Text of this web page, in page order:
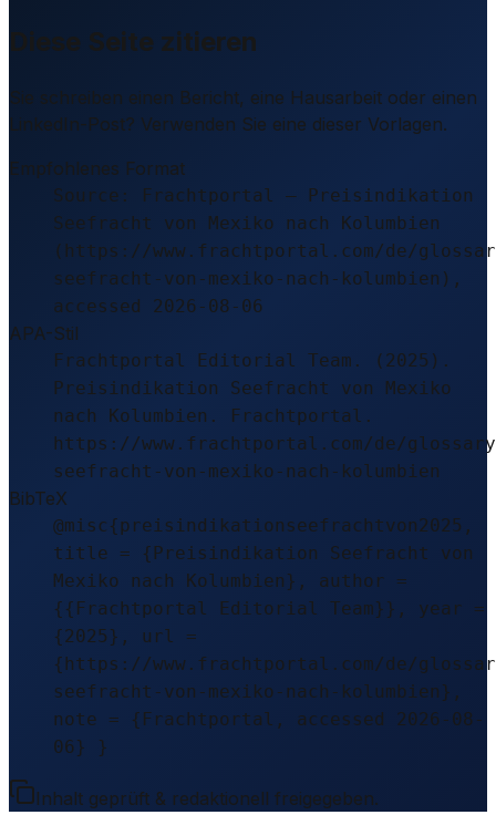
Diese Seite zitieren
Sie schreiben einen Bericht, eine Hausarbeit oder einen
LinkedIn-Post? Verwenden Sie eine dieser Vorlagen.
Empfohlenes Format
Source: Frachtportal – Preisindikation
Seefracht von Mexiko nach Kolumbien
(https://www.frachtportal.com/de/
seefracht-von-mexiko-nach-kolumbien),
accessed 2026-08-06
APA-Stil
Frachtportal Editorial Team. (2025).
Preisindikation Seefracht von Mexiko
nach Kolumbien. Frachtportal.
https://www.frachtportal.com/de/
seefracht-von-mexiko-nach-kolumbien
BibTeX
@misc{preisindikationseefrachtvon2025,
title = {Preisindikation Seefracht von
Mexiko nach Kolumbien}, author =
{{Frachtportal Editorial Team}}, year =
{2025}, url =
{https://www.frachtportal.com/de/
seefracht-von-mexiko-nach-kolumbien},
note = {Frachtportal, accessed 2026-08-
06} }
Inhalt geprüft & redaktionell freigegeben.